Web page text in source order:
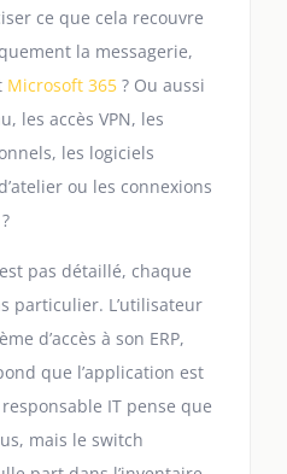
ce que cela recouvre
la messagerie,
Microsoft 365 ? Ou aussi
les accès VPN, les
les logiciels
ou les connexions
pas détaillé, chaque
particulier. L’utilisateur
d’accès à son ERP,
que l’application est
IT pense que
mais le switch